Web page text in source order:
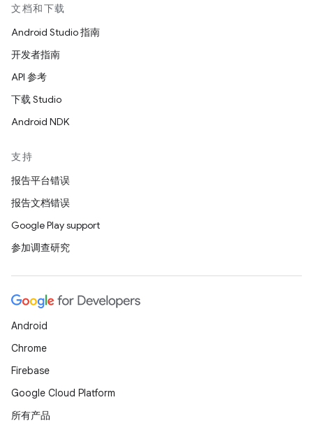
文档和下载
Android Studio 指南
开发者指南
API 参考
下载 Studio
Android NDK
支持
报告平台错误
报告文档错误
Google Play support
参加调查研究
Android
Chrome
Firebase
Google Cloud Platform
所有产品